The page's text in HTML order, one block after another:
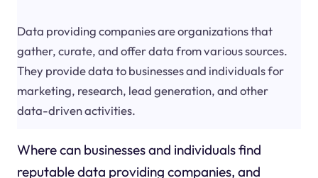
Data providing companies are organizations that
gather, curate, and offer data from various sources.
They provide data to businesses and individuals for
marketing, research, lead generation, and other
data-driven activities.
Where can businesses and individuals find
reputable data providing companies, and